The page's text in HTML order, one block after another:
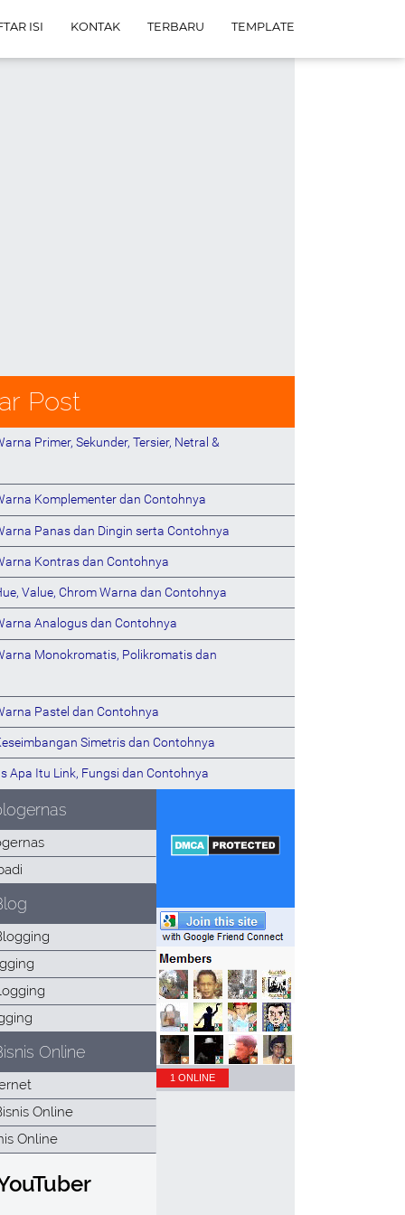
ISI KONTAK TERBARU TEMPLATE
Post
Primer, Sekunder, Tersier, Netral &
Komplementer dan Contohnya
Panas dan Dingin serta Contohnya
Kontras dan Contohnya
Value, Chrom Warna dan Contohnya
Analogus dan Contohnya
Monokromatis, Polikromatis dan
Pastel dan Contohnya
Simetris dan Contohnya
Apa Itu Link, Fungsi dan Contohnya
Online
1 ONLINE